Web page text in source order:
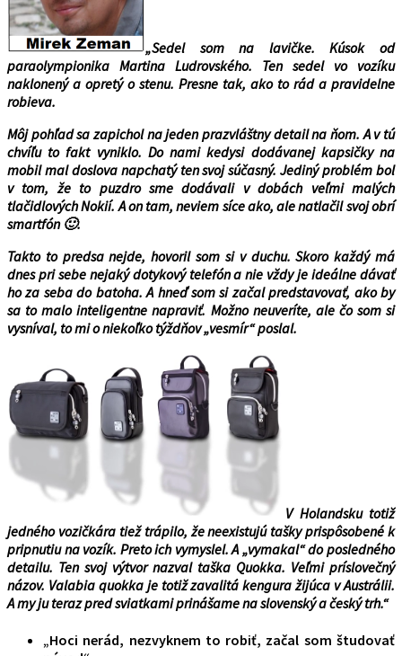
„Sedel som na lavičke. Kúsok od
paraolympionika Martina Ludrovského. Ten sedel vo vozíku
naklonený a opretý o stenu. Presne tak, ako to rád a pravidelne
robieva.
Môj pohľad sa zapichol na jeden prazvláštny detail na ňom. A v tú
chvíľu to fakt vyniklo. Do nami kedysi dodávanej kapsičky na
mobil mal doslova napchatý ten svoj súčasný. Jediný problém bol
v tom, že to puzdro sme dodávali v dobách veľmi malých
tlačidlových Nokií. A on tam, neviem síce ako, ale natlačil svoj obrí
smartfón 🙂.
Takto to predsa nejde, hovoril som si v duchu. Skoro každý má
dnes pri sebe nejaký dotykový telefón a nie vždy je ideálne dávať
ho za seba do batoha. A hneď som si začal predstavovať, ako by
sa to malo inteligentne napraviť. Možno neuveríte, ale čo som si
vysníval, to mi o niekoľko týždňov „vesmír“ poslal.
V Holandsku totiž
jedného vozičkára tiež trápilo, že neexistujú tašky prispôsobené k
pripnutiu na vozík. Preto ich vymyslel. A „vymakal“ do posledného
detailu. Ten svoj výtvor nazval taška Quokka. Veľmi príslovečný
názov. Valabia quokka je totiž zavalitá kengura žijúca v Austrálii.
A my ju teraz pred sviatkami prinášame na slovenský a český trh.“
„Hoci nerád, nezvyknem to robiť, začal som študovať